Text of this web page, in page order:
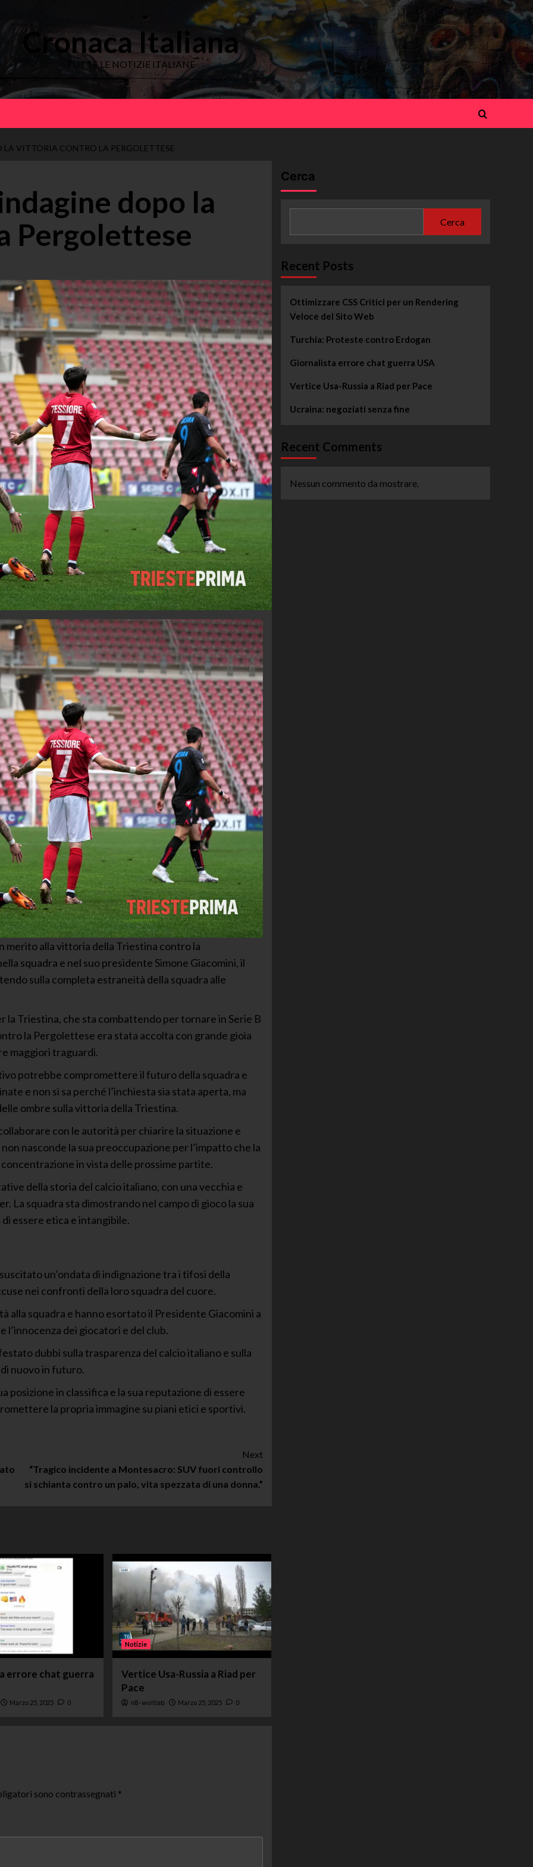
Cronaca Italiana
TUTTE LE NOTIZIE ITALIANE
VITTORIA CONTRO LA PERGOLETTESE
dopo la
Pergolettese
merito alla vittoria della Triestina contro la
squadra e nel suo presidente Simone Giacomini, il
sulla completa estraneità della squadra alle
Triestina, che sta combattendo per tornare in Serie B
la Pergolettese era stata accolta con grande gioia
maggiori traguardi.
potrebbe compromettere il futuro della squadra e
e non si sa perché l’inchiesta sia stata aperta, ma
ombre sulla vittoria della Triestina.
con le autorità per chiarire la situazione e
nasconde la sua preoccupazione per l’impatto che la
in vista delle prossime partite.
della storia del calcio italiano, con una vecchia e
La squadra sta dimostrando nel campo di gioco la sua
essere etica e intangibile.
un’ondata di indignazione tra i tifosi della
nei confronti della loro squadra del cuore.
alla squadra e hanno esortato il Presidente Giacomini a
dei giocatori e del club.
dubbi sulla trasparenza del calcio italiano e sulla
nuovo in futuro.
posizione in classifica e la sua reputazione di essere
la propria immagine su piani etici e sportivi.
Next
“Tragico incidente a Montesacro: SUV fuori controllo
si schianta contro un palo, vita spezzata di una donna.”
errore chat guerra
Marzo 25, 2025 0
Notizie
Vertice Usa-Russia a Riad per
Pace
n8-woltlab Marzo 25, 2025 0
sono contrassegnati *
Cerca
Cerca
Recent Posts
Ottimizzare CSS Critici per un Rendering
Veloce del Sito Web
Turchia: Proteste contro Erdogan
Giornalista errore chat guerra USA
Vertice Usa-Russia a Riad per Pace
Ucraina: negoziati senza fine
Recent Comments
Nessun commento da mostrare.